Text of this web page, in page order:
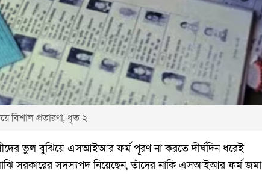
বিশাল প্রতারণা, ধৃত ২
ভুল বুঝিয়ে এসআইআর ফর্ম পূরণ না করতে দীর্ঘদিন ধরেই
মাঝি সরকারের সদস্যপদ নিয়েছেন, তাঁদের নাকি এসআইআর ফর্ম জমা